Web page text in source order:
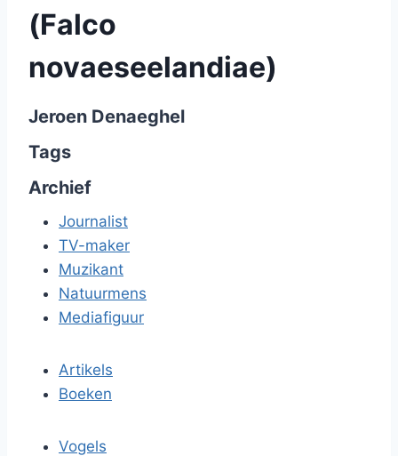
(Falco
novaeseelandiae)
Jeroen Denaeghel
Tags
Archief
Journalist
TV-maker
Muzikant
Natuurmens
Mediafiguur
Artikels
Boeken
Vogels